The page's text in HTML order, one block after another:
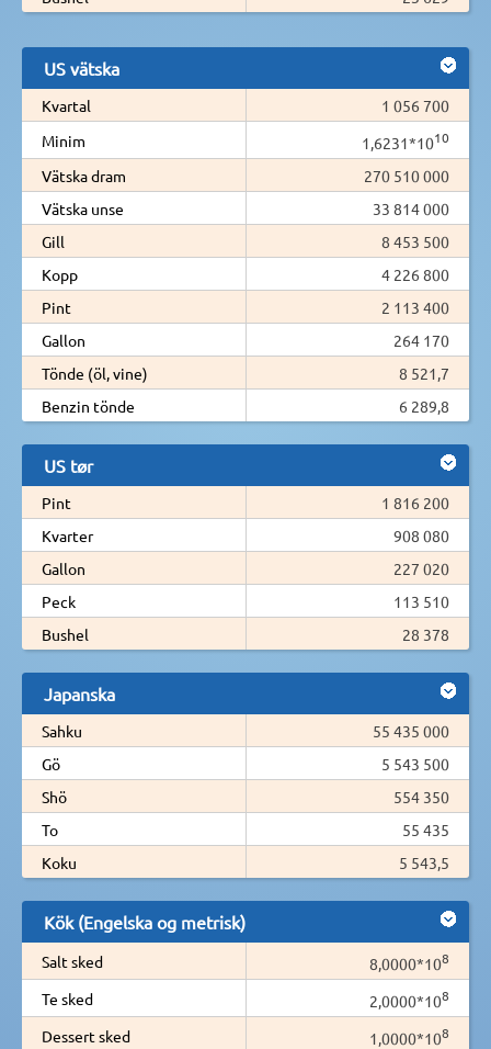
US vätska
Kvartal
1 056 700
Minim
1,6231*1010
Vätska dram
270 510 000
Vätska unse
33 814 000
Gill
8 453 500
Kopp
4 226 800
Pint
2 113 400
Gallon
264 170
Tönde (öl, vine)
8 521,7
Benzin tönde
6 289,8
US tør
Pint
1 816 200
Kvarter
908 080
Gallon
227 020
Peck
113 510
Bushel
28 378
Japanska
Sahku
55 435 000
Gö
5 543 500
Shö
554 350
To
55 435
Koku
5 543,5
Kök (Engelska og metrisk)
Salt sked 8,0000*108
Te sked 2,0000*108
Dessert sked 1,0000*108